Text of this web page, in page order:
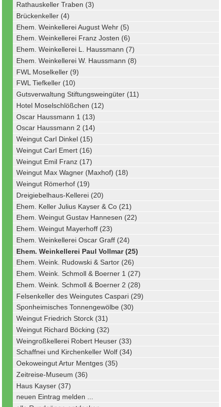
Rathauskeller Traben (3)
Brückenkeller (4)
Ehem. Weinkellerei August Wehr (5)
Ehem. Weinkellerei Franz Josten (6)
Ehem. Weinkellerei L. Haussmann (7)
Ehem. Weinkellerei W. Haussmann (8)
FWL Moselkeller (9)
FWL Tiefkeller (10)
Gutsverwaltung Stiftungsweingüter (11)
Hotel Moselschlößchen (12)
Oscar Haussmann 1 (13)
Oscar Haussmann 2 (14)
Weingut Carl Dinkel (15)
Weingut Carl Emert (16)
Weingut Emil Franz (17)
Weingut Max Wagner (Maxhof) (18)
Weingut Römerhof (19)
Dreigiebelhaus-Kellerei (20)
Ehem. Keller Julius Kayser & Co (21)
Ehem. Weingut Gustav Hannesen (22)
Ehem. Weingut Mayerhoff (23)
Ehem. Weinkellerei Oscar Graff (24)
Ehem. Weinkellerei Paul Vollmar (25)
Ehem. Weink. Rudowski & Sartor (26)
Ehem. Weink. Schmoll & Boerner 1 (27)
Ehem. Weink. Schmoll & Boerner 2 (28)
Felsenkeller des Weingutes Caspari (29)
Sponheimisches Tonnengewölbe (30)
Weingut Friedrich Storck (31)
Weingut Richard Böcking (32)
Weingroßkellerei Robert Heuser (33)
Schaffnei und Kirchenkeller Wolf (34)
Oekoweingut Artur Mentges (35)
Zeitreise-Museum (36)
Haus Kayser (37)
neuen Eintrag melden ...